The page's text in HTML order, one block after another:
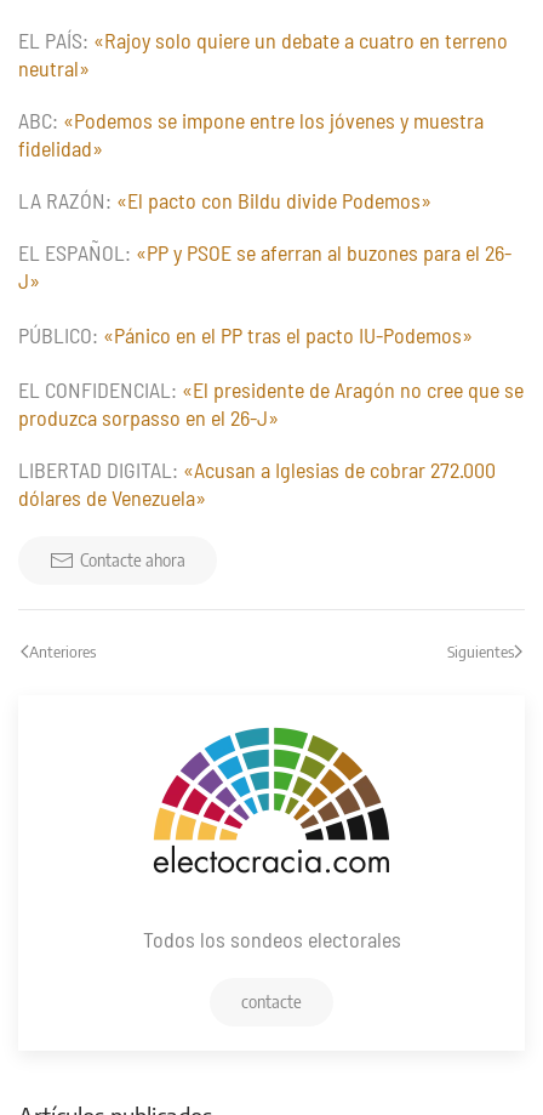
EL PAÍS: «Rajoy solo quiere un debate a cuatro en terreno
neutral»
ABC: «Podemos se impone entre los jóvenes y muestra
fidelidad»
LA RAZÓN: «El pacto con Bildu divide Podemos»
EL ESPAÑOL: «PP y PSOE se aferran al buzones para el 26-
J»
PÚBLICO: «Pánico en el PP tras el pacto IU-Podemos»
EL CONFIDENCIAL: «El presidente de Aragón no cree que se
produzca sorpasso en el 26-J»
LIBERTAD DIGITAL: «Acusan a Iglesias de cobrar 272.000
dólares de Venezuela»
Contacte ahora
Anteriores Siguientes
Todos los sondeos electorales
contacte